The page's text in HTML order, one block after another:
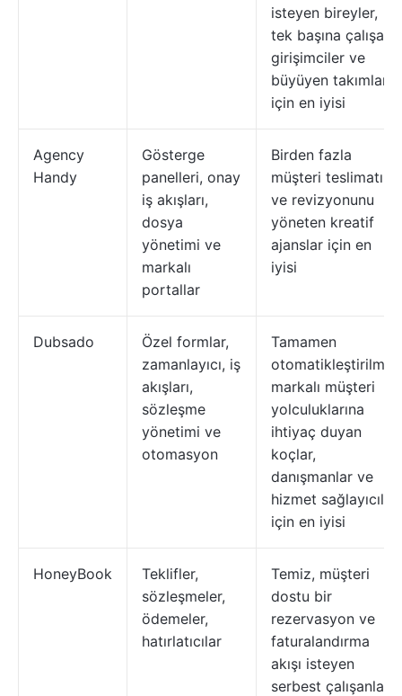
isteyen bireyler,
tek başına çalışan
girişimciler ve
büyüyen takımlar
için en iyisi
Agency
Handy
Gösterge
panelleri, onay
iş akışları,
dosya
yönetimi ve
markalı
portallar
Birden fazla
müşteri teslimatını
ve revizyonunu
yöneten kreatif
ajanslar için en
iyisi
Dubsado
Özel formlar,
zamanlayıcı, iş
akışları,
sözleşme
yönetimi ve
otomasyon
Tamamen
otomatikleştirilmiş,
markalı müşteri
yolculuklarına
ihtiyaç duyan
koçlar,
danışmanlar ve
hizmet sağlayıcılar
için en iyisi
HoneyBook
Teklifler,
sözleşmeler,
ödemeler,
hatırlatıcılar
Temiz, müşteri
dostu bir
rezervasyon ve
faturalandırma
akışı isteyen
serbest çalışanlar